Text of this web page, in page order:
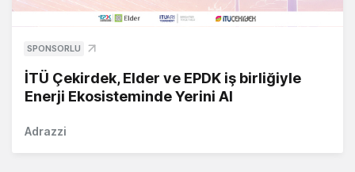
SPONSORLU
İTÜ Çekirdek, Elder ve EPDK iş birliğiyle
Enerji Ekosisteminde Yerini Al
Adrazzi